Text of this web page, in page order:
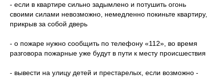
- если в квартире сильно задымлено и потушить огонь
своими силами невозможно, немедленно покиньте квартиру,
прикрыв за собой дверь
- о пожаре нужно сообщить по телефону «112», во время
разговора пожарные уже будут в пути к месту происшествия
- вывести на улицу детей и престарелых, если возможно -